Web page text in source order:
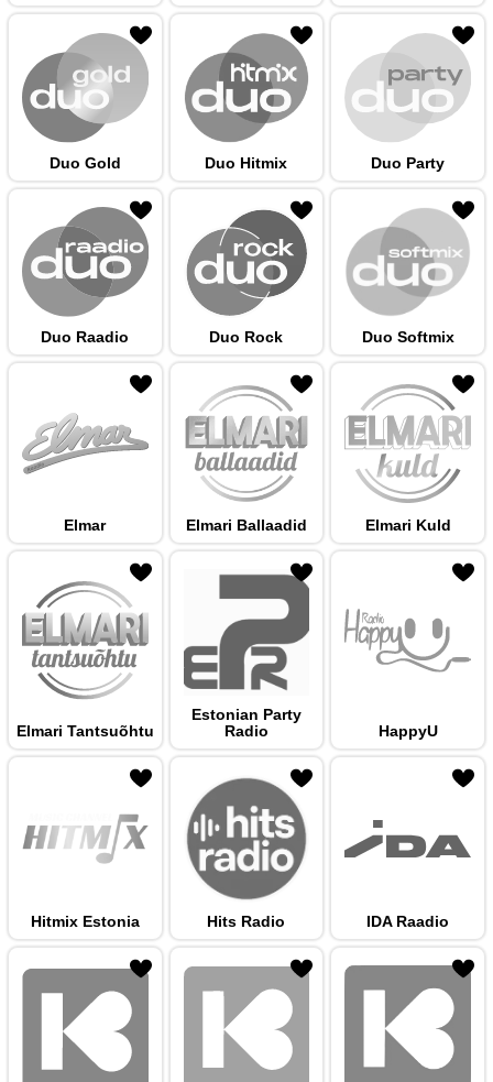
Duo Gold Duo Hitmix Duo Party
Duo Raadio Duo Rock Duo Softmix
Elmar Elmari Ballaadid Elmari Kuld
Elmari Tantsuõhtu
Estonian Party
Radio
HappyU
Hitmix Estonia Hits Radio IDA Raadio